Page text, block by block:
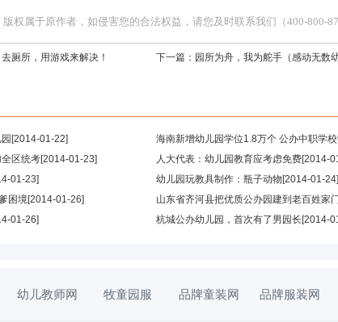
权属于原作者，如侵害您的合法权益，请您及时联系我们（400-800-
厕所，用游戏来解决！ 下一篇： 园所为舟，我为舵手（感动无数幼
[2014-01-22] 海南新增幼儿园学位1.8万个 公办中职学
区统考[2014-01-23] 人大代表：幼儿园教育应考虑免费[2014-
01-23] 幼儿园玩教具制作：瓶子动物 [2014-01-24]
困境[2014-01-26] 山东省齐河县把优质公办园建到老百姓家
01-26] 杭城公办幼儿园，首次有了男园长 [2014-
幼儿教师网 牧童园服 品牌童装网 品牌服装网